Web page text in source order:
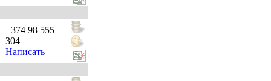
+374 98 555
304
Написать